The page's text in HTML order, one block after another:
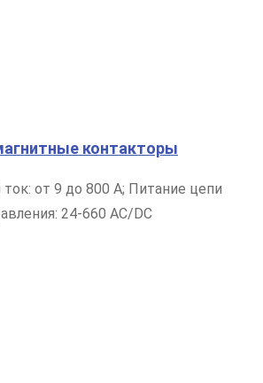
контакторы
от 9 до 800 А; Питание цепи
24-660 AC/DC